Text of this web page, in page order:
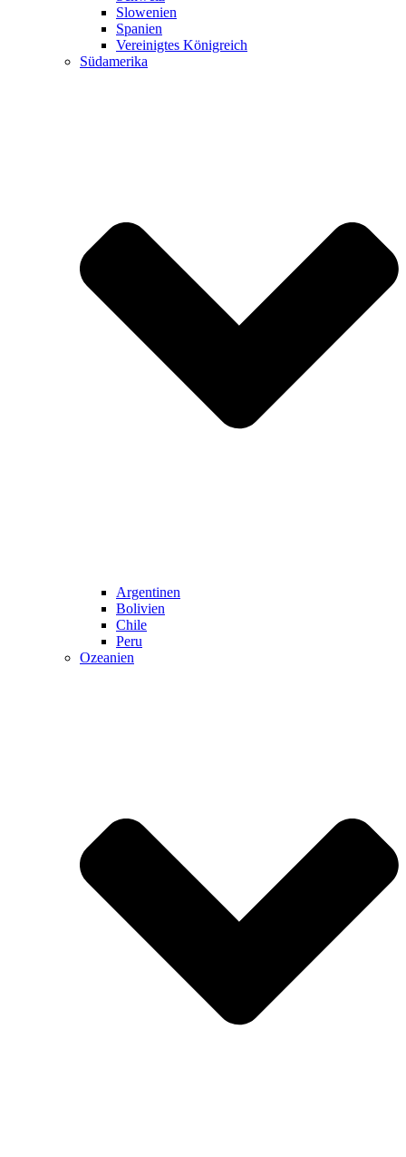
Slowenien
Spanien
Vereinigtes Königreich
Südamerika
Argentinen
Bolivien
Chile
Peru
Ozeanien